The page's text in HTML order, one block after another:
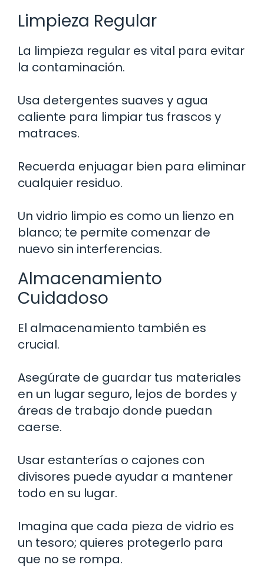
Limpieza Regular
La limpieza regular es vital para evitar
la contaminación.
Usa detergentes suaves y agua
caliente para limpiar tus frascos y
matraces.
Recuerda enjuagar bien para eliminar
cualquier residuo.
Un vidrio limpio es como un lienzo en
blanco; te permite comenzar de
nuevo sin interferencias.
Almacenamiento
Cuidadoso
El almacenamiento también es
crucial.
Asegúrate de guardar tus materiales
en un lugar seguro, lejos de bordes y
áreas de trabajo donde puedan
caerse.
Usar estanterías o cajones con
divisores puede ayudar a mantener
todo en su lugar.
Imagina que cada pieza de vidrio es
un tesoro; quieres protegerlo para
que no se rompa.